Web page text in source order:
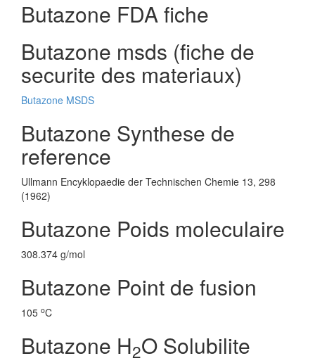
Butazone FDA fiche
Butazone msds (fiche de
securite des materiaux)
Butazone MSDS
Butazone Synthese de
reference
Ullmann Encyklopaedie der Technischen Chemie 13, 298
(1962)
Butazone Poids moleculaire
308.374 g/mol
Butazone Point de fusion
105 oC
Butazone H2O Solubilite